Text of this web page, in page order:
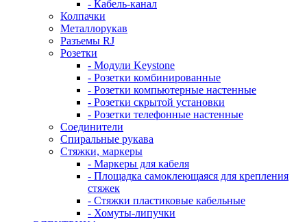
- Кабель-канал
Колпачки
Металлорукав
Разъемы RJ
Розетки
- Модули Keystone
- Розетки комбинированные
- Розетки компьютерные настенные
- Розетки скрытой установки
- Розетки телефонные настенные
Соединители
Спиральные рукава
Стяжки, маркеры
- Маркеры для кабеля
- Площадка самоклеющаяся для крепления
стяжек
- Стяжки пластиковые кабельные
- Хомуты-липучки